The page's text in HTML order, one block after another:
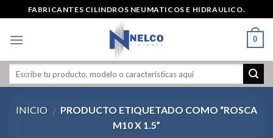
content
FABRICANTES CILINDROS NEUMATICOS E HIDRAULICO.
0
INICIO / PRODUCTO ETIQUETADO COMO “ROSCA
M10 X 1.5”